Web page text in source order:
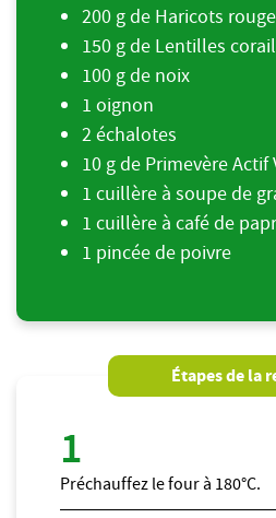
200 g de Haricots
150 g de Lentilles corail
100 g de noix
1 oignon
2 échalotes
10 g de Primevère Actif
1 cuillère à soupe de
1 cuillère à café de
1 pincée de poivre
Étapes de la
Préchauffez le four à 180°C.